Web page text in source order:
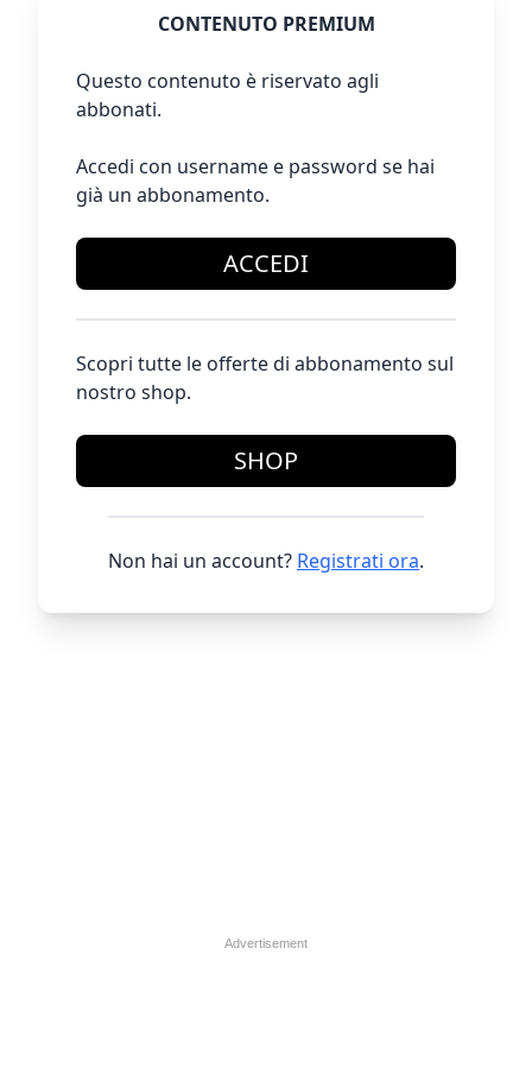
CONTENUTO PREMIUM
Questo contenuto è riservato agli
abbonati.
Accedi con username e password se hai
già un abbonamento.
ACCEDI
Scopri tutte le offerte di abbonamento sul
nostro shop.
SHOP
Non hai un account? Registrati ora.